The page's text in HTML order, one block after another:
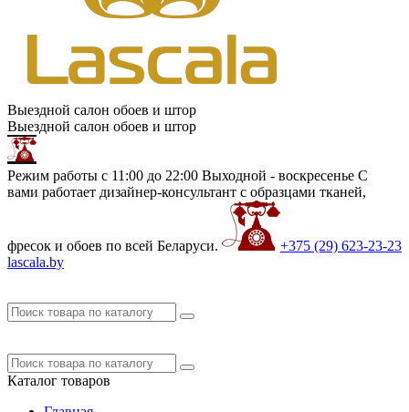
Выездной салон обоев и штор
Выездной салон обоев и штор
Режим работы с 11:00 до 22:00 Выходной - воскресенье С
вами работает дизайнер-консультант с образцами тканей,
фресок и обоев по всей Беларуси. +375 (29) 623-23-23
lascala.by
Каталог товаров